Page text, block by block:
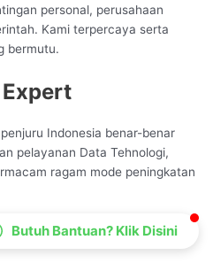
personal, perusahaan
Kami terpercaya serta
bermutu.
Indonesia benar-benar
pelayanan Data Tehnologi,
ragam mode peningkatan
Butuh Bantuan? Klik Disini